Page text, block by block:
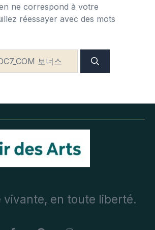
ne correspond à votre
réessayer avec des mots
vivante, en toute liberté.